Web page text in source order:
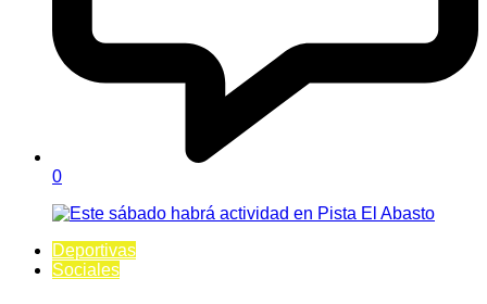
0
Deportivas
Sociales